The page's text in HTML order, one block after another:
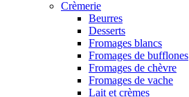
Crèmerie
Beurres
Desserts
Fromages blancs
Fromages de bufflones
Fromages de chèvre
Fromages de vache
Lait et crèmes